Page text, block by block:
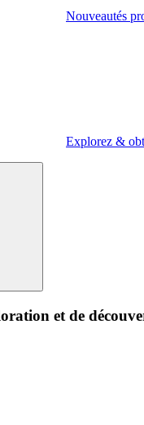
Nouveautés
Explorez &
et de